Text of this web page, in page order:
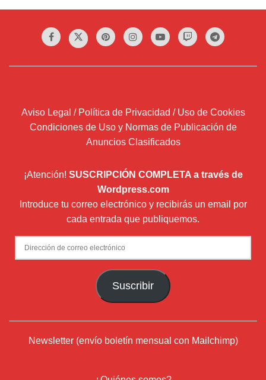
Aviso Legal / Política de Privacidad / Uso de Cookies
Condiciones de Uso y Normas de Publicación de
Anuncios Clasificados
¡Atención! SUSCRIPCIÓN COMPLETA a través de
Wordpress.com
Introduce tu correo electrónico y recibirás un email por
cada entrada que publiquemos.
Dirección
de
Suscribir
Newsletter (envío boletín mensual con Mailchimp)